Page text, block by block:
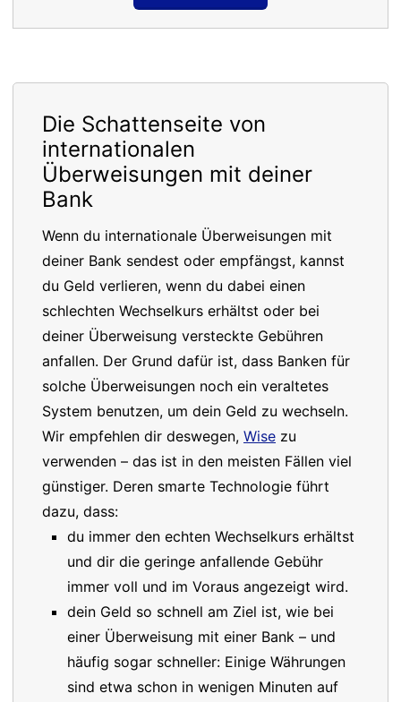
Die Schattenseite von
internationalen
Überweisungen mit deiner
Bank
Wenn du internationale Überweisungen mit
deiner Bank sendest oder empfängst, kannst
du Geld verlieren, wenn du dabei einen
schlechten Wechselkurs erhältst oder bei
deiner Überweisung versteckte Gebühren
anfallen. Der Grund dafür ist, dass Banken für
solche Überweisungen noch ein veraltetes
System benutzen, um dein Geld zu wechseln.
Wir empfehlen dir deswegen, Wise zu
verwenden – das ist in den meisten Fällen viel
günstiger. Deren smarte Technologie führt
dazu, dass:
du immer den echten Wechselkurs erhältst
und dir die geringe anfallende Gebühr
immer voll und im Voraus angezeigt wird.
dein Geld so schnell am Ziel ist, wie bei
einer Überweisung mit einer Bank – und
häufig sogar schneller: Einige Währungen
sind etwa schon in wenigen Minuten auf